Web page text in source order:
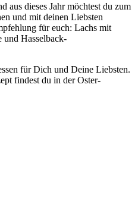
aus dieses Jahr möchtest du zum
und mit deinen Liebsten
für euch: Lachs mit
und Hasselback-
für Dich und Deine Liebsten.
findest du in der Oster-